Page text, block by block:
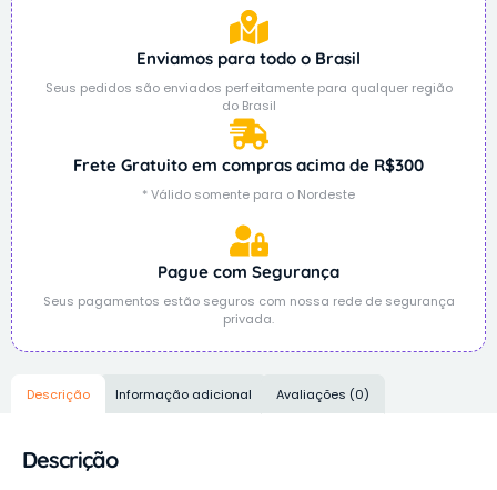
Enviamos para todo o Brasil
Seus pedidos são enviados perfeitamente para qualquer região
do Brasil
Frete Gratuito em compras acima de R$300
* Válido somente para o Nordeste
Pague com Segurança
Seus pagamentos estão seguros com nossa rede de segurança
privada.
Descrição Informação adicional Avaliações (0)
Descrição